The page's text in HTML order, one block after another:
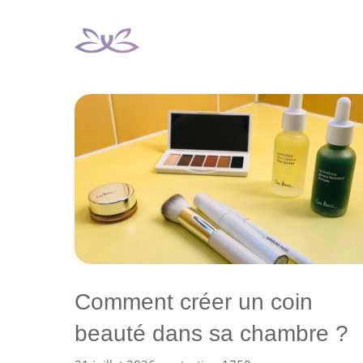
Comment créer un coin
beauté dans sa chambre ?